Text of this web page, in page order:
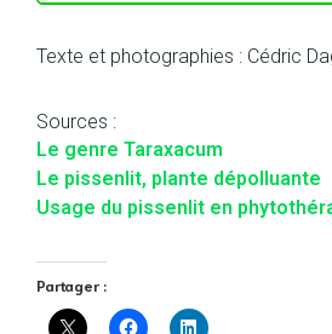
Texte et photographies : Cédric
Sources :
Le genre Taraxacum
Le pissenlit, plante dépolluante
Usage du pissenlit en
Partager :